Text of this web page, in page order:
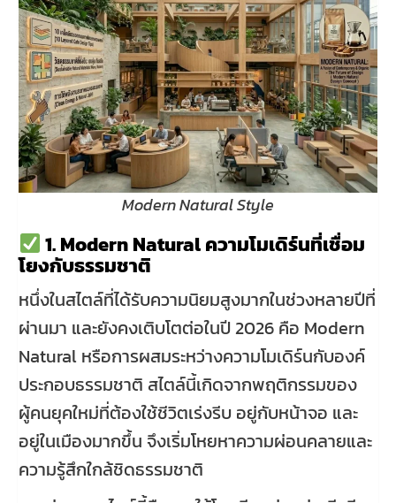
Modern Natural Style
1. Modern Natural ความโมเดิร์นที่เชื่อม
โยงกับธรรมชาติ
หนึ่งในสไตล์ที่ได้รับความนิยมสูงมากในช่วงหลายปีที่
ผ่านมา และยังคงเติบโตต่อในปี 2026 คือ Modern
Natural หรือการผสมระหว่างความโมเดิร์นกับองค์
ประกอบธรรมชาติ สไตล์นี้เกิดจากพฤติกรรมของ
ผู้คนยุคใหม่ที่ต้องใช้ชีวิตเร่งรีบ อยู่กับหน้าจอ และ
อยู่ในเมืองมากขึ้น จึงเริ่มโหยหาความผ่อนคลายและ
ความรู้สึกใกล้ชิดธรรมชาติ